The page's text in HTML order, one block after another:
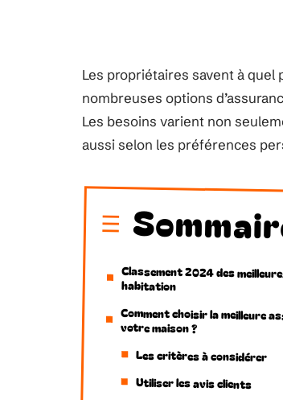
Les propriétaires savent à
nombreuses options
Les besoins varient non
aussi selon les préférences
Classement 2024 des
habitation
Comment choisir la meilleure
votre maison ?
Les critères à considérer
Utiliser les avis clients